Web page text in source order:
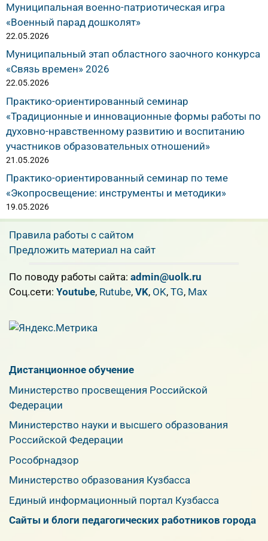
Муниципальная военно-патриотическая игра
«Военный парад дошколят»
22.05.2026
Муниципальный этап областного заочного конкурса
«Связь времен» 2026
22.05.2026
Практико-ориентированный семинар
«Традиционные и инновационные формы работы по
духовно-нравственному развитию и воспитанию
участников образовательных отношений»
21.05.2026
Практико-ориентированный семинар по теме
«Экопросвещение: инструменты и методики»
19.05.2026
Правила работы с сайтом
Предложить материал на сайт
По поводу работы сайта: admin@uolk.ru
Cоц.сети: Youtube, Rutube, VK, OK, TG, Max
Дистанционное обучение
Министерство просвещения Российской
Федерации
Министерство науки и высшего образования
Российской Федерации
Рособрнадзор
Министерство образования Кузбасса
Единый информационный портал Кузбасса
Сайты и блоги педагогических работников города